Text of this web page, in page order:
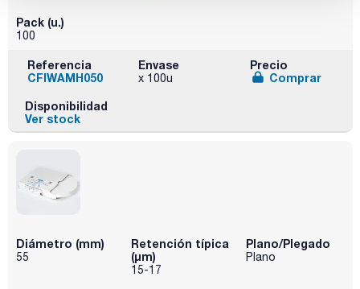
Pack (u.)
100
Referencia
CFIWAMH050
Envase
x 100u
Precio
Comprar
Disponibilidad
Ver stock
Diámetro (mm)
55
Retención típica
(µm)
15-17
Plano/Plegado
Plano